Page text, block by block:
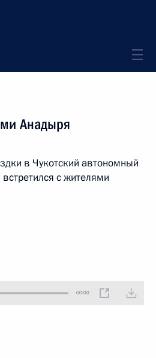
Анадыря
в Чукотский автономный
с жителями
00:00